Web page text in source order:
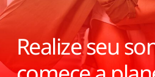
Realize seu